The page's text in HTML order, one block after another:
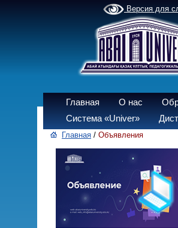
Версия для
Главная О нас
Система «Univer»
Главная / Объявления